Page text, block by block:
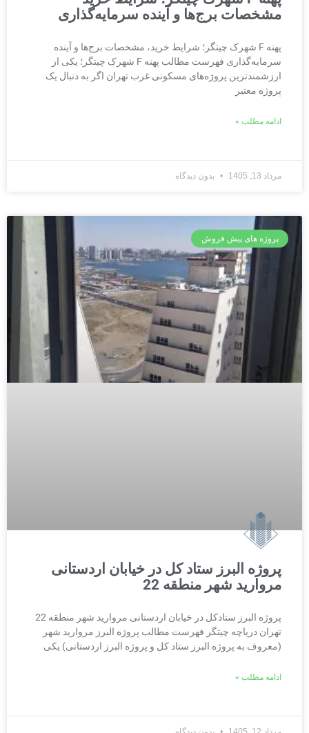
مشخصات برج‌ها و آینده سرمایه‌گذاری
پهنه F شهرک چیتگر؛ شرایط خرید، مشخصات برج‌ها و آینده
سرمایه‌گذاری فهرست مطالب پهنه F شهرک چیتگر؛ یکی از
ارزشمندترین پروژه‌های مسکونی غرب تهران اگر به دنبال یک
پروژه معتبر
ادامه مطلب »
مرداد 13, 1405 بدون دیدگاه
پروژه های پیش فروش
پروژه البرز ستاد کل در خیابان اردستانی
مروارید شهر منطقه 22
پروژه البرز ستادکل در خیابان اردستانی مروارید شهر منطقه 22
تهران دریاچه چیتگر فهرست مطالب پروژه البرز مروارید شهر
(معروف به پروژه البرز ستاد کل و پروژه البرز اردستانی) یکی
ادامه مطلب »